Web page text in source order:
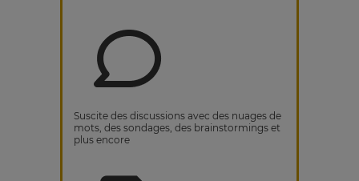
Suscite des discussions avec des nuages de
mots, des sondages, des brainstormings et
plus encore